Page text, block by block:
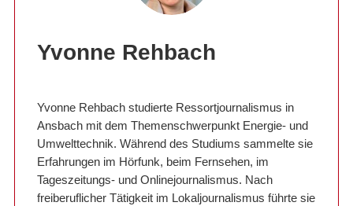
Yvonne Rehbach
Yvonne Rehbach studierte Ressortjournalismus in
Ansbach mit dem Themenschwerpunkt Energie- und
Umwelttechnik. Während des Studiums sammelte sie
Erfahrungen im Hörfunk, beim Fernsehen, im
Tageszeitungs- und Onlinejournalismus. Nach
freiberuflicher Tätigkeit im Lokaljournalismus führte sie